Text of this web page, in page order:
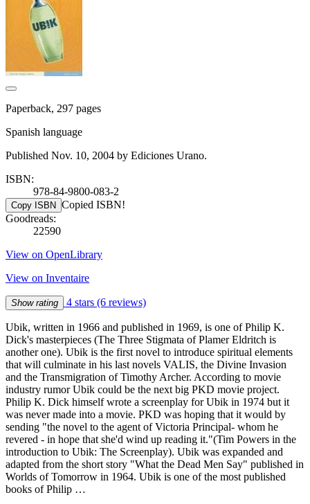
Paperback, 297 pages
Spanish language
Published Nov. 10, 2004 by Ediciones Urano.
ISBN:
978-84-9800-083-2
Copy ISBN Copied ISBN!
Goodreads:
22590
View on OpenLibrary
View on Inventaire
Show rating 4 stars (6 reviews)
Ubik, written in 1966 and published in 1969, is one of Philip K.
Dick's masterpieces (The Three Stigmata of Plamer Eldritch is
another one). Ubik is the first novel to introduce spiritual elements
that will culminate in his last novels VALIS, the Divine Invasion
and the Transmigration of Timothy Archer. According to movie
industry rumor Ubik could be the next big PKD movie project.
Philip K. Dick himself wrote a screenplay for Ubik in 1974 but it
was never made into a movie. PKD was hoping that it would by
sending "the novel to the agent of Victoria Principal- whom he
revered - in hope that she'd wind up reading it."(Tim Powers in the
introduction to Ubik: The Screenplay). Ubik was expanded and
adapted from the short story "What the Dead Men Say" published in
Worlds of Tomorrow in 1964. Ubik is one of the most published
books of Philip …